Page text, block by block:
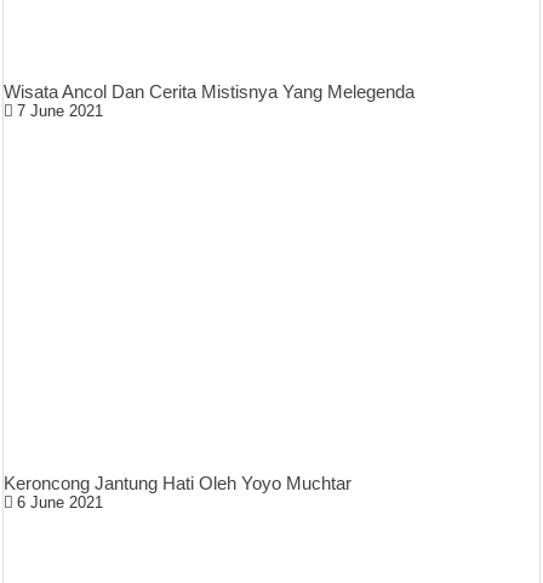
Wisata Ancol Dan Cerita Mistisnya Yang Melegenda
7 June 2021
Keroncong Jantung Hati Oleh Yoyo Muchtar
6 June 2021